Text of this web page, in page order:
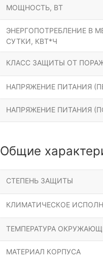
МОЩНОСТЬ, ВТ
ЭНЕРГОПОТРЕБЛЕНИЕ В
СУТКИ, КВТ*Ч
КЛАСС ЗАЩИТЫ ОТ
НАПРЯЖЕНИЕ ПИТАНИЯ
НАПРЯЖЕНИЕ ПИТАНИЯ
Общие
СТЕПЕНЬ ЗАЩИТЫ
КЛИМАТИЧЕСКОЕ
ТЕМПЕРАТУРА
МАТЕРИАЛ КОРПУСА